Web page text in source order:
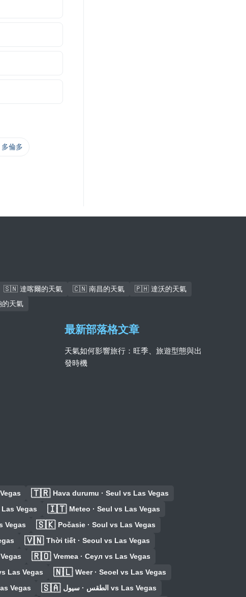
倫多
🇸🇳 達喀爾的天氣 🇨🇳 南昌的天氣
🇵🇭 達沃的天氣
天氣
最新部落格文章
天氣如何影響旅行：旺季、旅遊型態與出
發時機
🇹🇷 Hava durumu · Seul vs Las Vegas
Vegas 🇮🇹 Meteo · Seul vs Las Vegas
Vegas 🇸🇰 Počasie · Soul vs Las Vegas
🇻🇳 Thời tiết · Seoul vs Las Vegas
🇷🇴 Vremea · Сеул vs Las Vegas
Las Vegas 🇳🇱 Weer · Seoel vs Las Vegas
Vegas 🇸🇦 الطقس · سيول vs Las Vegas